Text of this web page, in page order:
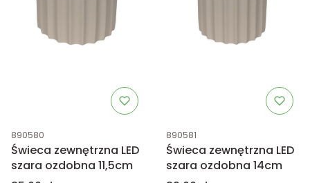
Kod produktu
890580
Świeca zewnętrzna LED
szara ozdobna 11,5cm
Kod produktu
890581
Świeca zewnętrzna LED
szara ozdobna 14cm